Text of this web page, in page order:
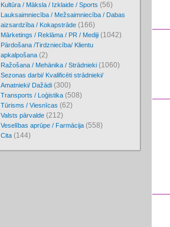
Kultūra / Māksla / Izklaide / Sports (56)
Lauksaimniecība / Mežsaimniecība / Dabas
aizsardzība / Kokapstrāde (166)
Mārketings / Reklāma / PR / Mediji (1042)
Pārdošana /Tirdzniecība/ Klientu
apkalpošana (2)
Ražošana / Mehānika / Strādnieki (1060)
Sezonas darbi/ Kvalificēti strādnieki/
Amatnieki/ Dažādi (300)
Transports / Loģistika (508)
Tūrisms / Viesnīcas (62)
Valsts pārvalde (212)
Veselības aprūpe / Farmācija (558)
Cita (144)